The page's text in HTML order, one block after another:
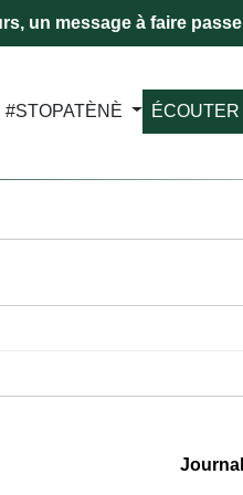
un message à faire
#STOPATÈNÈ